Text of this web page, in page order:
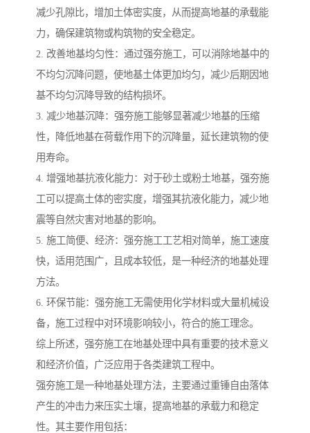
减少孔隙比，增加土体密实度，从而提高地基的承载能
力，确保建筑物或构筑物的安全稳定。
2. 改善地基均匀性：通过强夯施工，可以消除地基中的
不均匀沉降问题，使地基土体更加均匀，减少后期因地
基不均匀沉降导致的结构损坏。
3. 减少地基沉降：强夯施工能够显著减少地基的压缩
性，降低地基在荷载作用下的沉降量，延长建筑物的使
用寿命。
4. 增强地基抗液化能力：对于砂土或粉土地基，强夯施
工可以提高土体的密实度，增强其抗液化能力，减少地
震等自然灾害对地基的影响。
5. 施工简便、经济：强夯施工工艺相对简单，施工速度
快，适用范围广，且成本较低，是一种经济的地基处理
方法。
6. 环保节能：强夯施工无需使用化学材料或大量机械设
备，施工过程中对环境影响较小，符合的施工理念。
综上所述，强夯施工在地基处理中具有重要的技术意义
和经济价值，广泛应用于各类建筑工程中。
强夯施工是一种地基处理方法，主要通过重锤自由落体
产生的冲击力来压实土壤，提高地基的承载力和稳定
性。其主要作用包括：